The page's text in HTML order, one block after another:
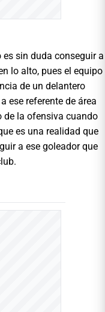
sin duda conseguir a
lo alto, pues el equipo
de un delantero
ese referente de área
de la ofensiva cuando
es una realidad que
a ese goleador que